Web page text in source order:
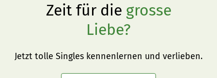
Zeit für die grosse
Liebe?
Jetzt tolle Singles kennenlernen und verlieben.